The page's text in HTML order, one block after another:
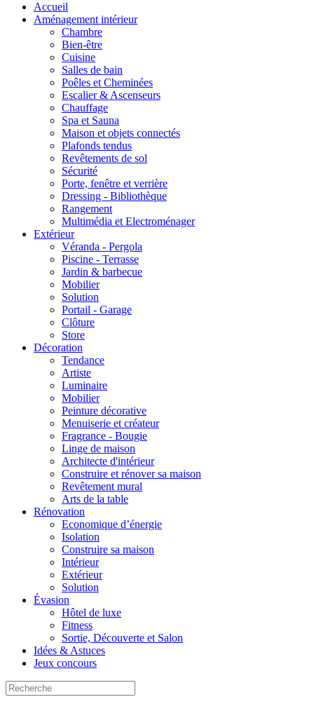
Accueil
Aménagement intérieur
Chambre
Bien-être
Cuisine
Salles de bain
Poêles et Cheminées
Escalier & Ascenseurs
Chauffage
Spa et Sauna
Maison et objets connectés
Plafonds tendus
Revêtements de sol
Sécurité
Porte, fenêtre et verrière
Dressing - Bibliothèque
Rangement
Multimédia et Electroménager
Extérieur
Véranda - Pergola
Piscine - Terrasse
Jardin & barbecue
Mobilier
Solution
Portail - Garage
Clôture
Store
Décoration
Tendance
Artiste
Luminaire
Mobilier
Peinture décorative
Menuiserie et créateur
Fragrance - Bougie
Linge de maison
Architecte d'intérieur
Construire et rénover sa maison
Revêtement mural
Arts de la table
Rénovation
Economique d’énergie
Isolation
Construire sa maison
Intérieur
Extérieur
Solution
Évasion
Hôtel de luxe
Fitness
Sortie, Découverte et Salon
Idées & Astuces
Jeux concours